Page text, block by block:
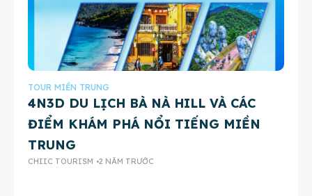
TOUR MIỀN TRUNG
4N3D DU LỊCH BÀ NÀ HILL VÀ CÁC
ĐIỂM KHÁM PHÁ NỔI TIẾNG MIỀN
TRUNG
CHIIC TOURISM 2 NĂM TRƯỚC